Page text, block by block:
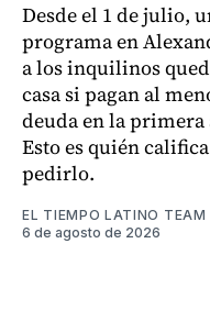
Desde el 1 de julio,
programa en
a los inquilinos
casa si pagan al
deuda en la
Esto es quién
pedirlo.
EL TIEMPO LATINO TEAM
6 de agosto de 2026